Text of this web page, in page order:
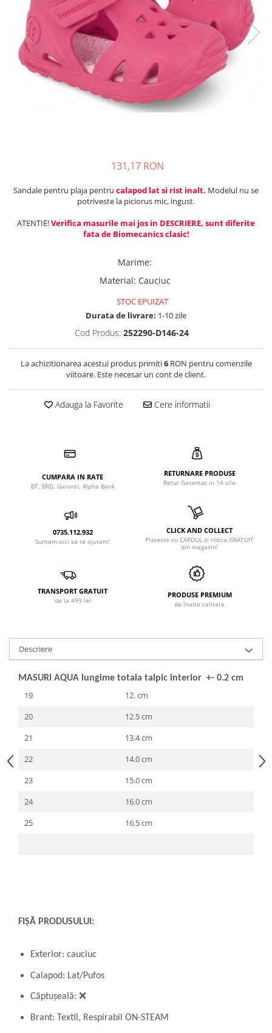
Tenisi
131,17 RON
Sandale pentru plaja pentru calapod lat si rist inalt. Modelul nu se
potriveste la piciorus mic, ingust.
ATENTIE!Verifica masurile mai jos in DESCRIERE, sunt diferite
fata de Biomecanics clasic!
Marime:
Material: Cauciuc
STOC EPUIZAT
Durata de livrare: 1-10 zile
Cod Produs: 252290-D146-24
La achizitionarea acestui produs primiti6RON pentru comenzile
viitoare. Este necesar un cont de client.
Adauga la Favorite Cere informatii
CUMPARA IN RATE
BT, BRD, Garanti, Alpha Bank
RETURNARE PRODUSE
Retur Garantat in 14 zile
0735.112.932
Suntem aici sa te ajutam!
CLICK AND COLLECT
Plateste cu CARDUL si ridica GRATUIT
din magazin!
TRANSPORT GRATUIT
de la 499 lei
PRODUSE PREMIUM
de înalta calitate
Descriere
MASURI AQUA lungime totala talpic interior +- 0.2 cm
19
12. cm
20
12.5 cm
21
13.4 cm
22
14.0 cm
23
15.0 cm
24
16.0 cm
25
16.5 cm
FIȘĂ PRODUSULUI:
Exterior: cauciuc
Calapod: Lat/Pufos
Căptușeală: ❌
Brant: Textil, Respirabil ON-STEAM